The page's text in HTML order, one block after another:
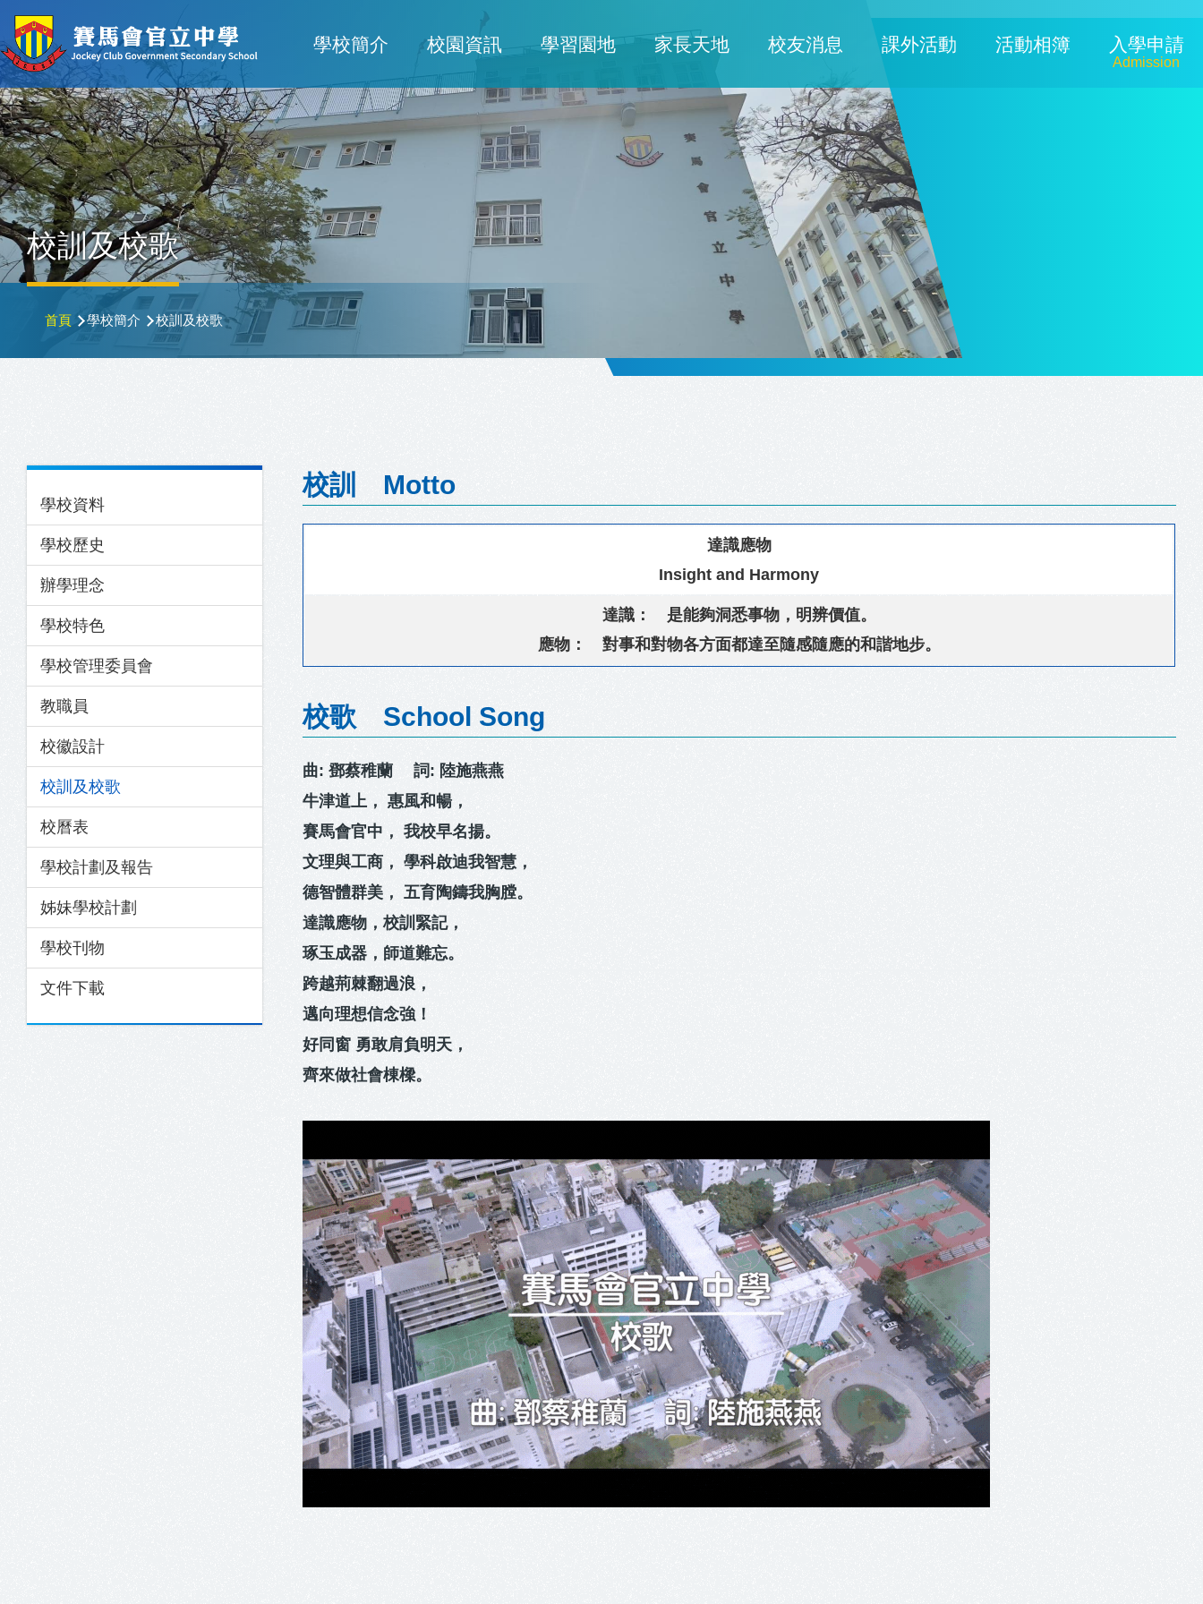
移至主內容
Main
navigation
學校簡介 校園資訊 學習園地 家長天地 校友消息 課外活動 活動相簿 入學申請
Admission
校訓及校歌
航
連
首頁 學校簡介 校訓及校歌
校訓 Motto
達識應物
Insight and Harmony
達識： 是能夠洞悉事物，明辨價值。
應物： 對事和對物各方面都達至隨感隨應的和諧地步。
校歌 School Song
曲: 鄧蔡稚蘭 詞: 陸施燕燕
牛津道上， 惠風和暢，
賽馬會官中， 我校早名揚。
文理與工商， 學科啟迪我智慧，
德智體群美， 五育陶鑄我胸膛。
達識應物，校訓緊記，
琢玉成器，師道難忘。
跨越荊棘翻過浪，
邁向理想信念強！
好同窗 勇敢肩負明天，
齊來做社會棟樑。
navigation
學校資料
學校歷史
辦學理念
學校特色
學校管理委員會
教職員
校徽設計
校訓及校歌
校曆表
學校計劃及報告
姊妹學校計劃
學校刊物
文件下載